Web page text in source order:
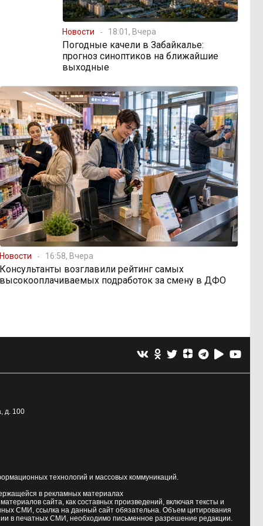
Новости 18:01, Вчера
Погодные качели в Забайкалье:
прогноз синоптиков на ближайшие
выходные
Новости 16:58, Вчера
Консультанты возглавили рейтинг самых
высокооплачиваемых подработок за смену в ДФО
д. 100
технологий и массовых коммуникаций.
в рекламных материалах
сайта, как составных произведений, включая тексты и
СМИ, ссылка на данный сайт обязательна. Объем цитирования
в печатных СМИ, необходимо письменное разрешение редакции.